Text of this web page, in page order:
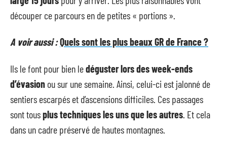
découper ce parcours en de petites « portions ».
A voir aussi :Quels sont les plus beaux GR de France ?
Ils le font pour bien ledéguster lors des week-ends
d’évasion ou sur une semaine. Ainsi, celui-ci est jalonné de
sentiers escarpés et d’ascensions difficiles. Ces passages
sont tousplus techniques les uns que les autres . Et cela
dans un cadre préservé de hautes montagnes.